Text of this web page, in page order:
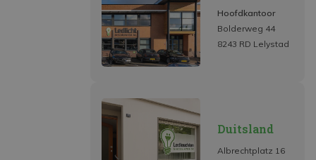
Hoofdkantoor
Bolderweg 44
8243 RD Lelystad
Duitsland
Albrechtplatz 16